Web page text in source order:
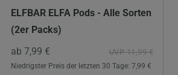
ELFBAR ELFA Pods - Alle Sorten
(2er Packs)
UVP 11,99 €
ab 7,99 €
Niedrigster Preis der letzten 30 Tage: 7,99 €